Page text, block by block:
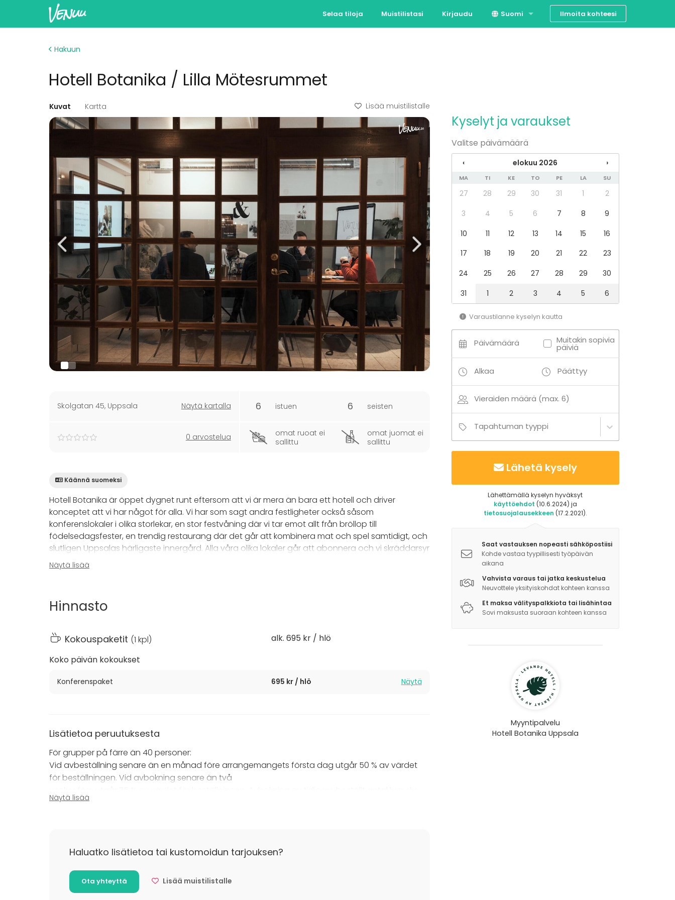
Selaa tiloja Muistilistasi Kirjaudu Suomi Ilmoita kohteesi
Hakuun
Hotell Botanika / Lilla Mötesrummet
Kuvat Kartta Lisää muistilistalle
Skolgatan 45, Uppsala Näytä kartalla
0 arvostelua
6 istuen 6 seisten
omat ruoat ei
sallittu
omat juomat ei
sallittu
Käännä suomeksi
Hotell Botanika är öppet dygnet runt eftersom att vi är mera än bara ett hotell och driver
konceptet att vi har något för alla. Vi har som sagt andra festligheter också såsom
konferenslokaler i olika storlekar, en stor festvåning där vi tar emot allt från bröllop till
födelsedagsfester, en trendig restaurang där det går att kombinera mat och spel samtidigt, och
slutligen Uppsalas härligaste innergård. Alla våra olika lokaler går att abonnera och vi skräddarsyr
självklart varje upplevelse efter dig som kund.
att hyra in extern ljud och bild. Det går utmärkt att koppla upp digitala möten på skärmen i
lunch.
Näytä lisää
Hinnasto
Kokouspaketit (1 kpl)
alk. 695 kr / hlö
Koko päivän kokoukset
Konferenspaket 695 kr / hlö Näytä
Lisätietoa peruutuksesta
För grupper på färre än 40 personer:
Vid avbeställning senare än en månad före arrangemangets första dag utgår 50 % av värdet
för beställningen. Vid avbokning senare än två
med högst 10 % fram till sju dagar innan
första dag utgår 75 % av värdet för
Avbokning av tidigare beställt antal kan ske
med högst 10 % fram till sju dagar innan arrangemangets början.
Näytä lisää
Haluatko lisätietoa tai kustomoidun tarjouksen?
Ota yhteyttä Lisää muistilistalle
Kyselyt ja varaukset
Valitse päivämäärä
‹ elokuu 2026 ›
MA TI KE TO PE LA SU
27 28 29 30 31 1
2
3
4 5 6 7 8
9
10
11 12 13 14 15
16
17
18 19 20 21 22
23
24
25 26 27 28 29
30
31
1 2 3 4 5 6
Varaustilanne kyselyn kautta
Päivämäärä Muitakin sopivia
päiviä
Alkaa Päättyy
Vieraiden määrä (max. 6)
Tapahtuman tyyppi
Lähetä kysely
Lähettämällä kyselyn hyväksyt
käyttöehdot (10.6.2024) ja
tietosuojalausekkeen (17.2.2021).
Saat vastauksen nopeasti sähköpostiisi
Kohde vastaa tyypillisesti työpäivän
aikana
Vahvista varaus tai jatka keskustelua
Neuvottele yksityiskohdat kohteen kanssa
Et maksa välityspalkkiota tai lisähintaa
Sovi maksusta suoraan kohteen kanssa
Myyntipalvelu
Hotell Botanika Uppsala